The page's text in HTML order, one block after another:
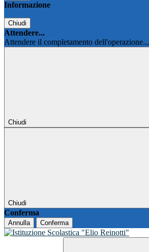
Informazione
Chiudi
Attendere...
Attendere il completamento dell'operazione...
Chiudi
Chiudi
Conferma
Annulla Conferma